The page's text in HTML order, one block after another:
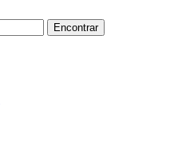
Encontrar